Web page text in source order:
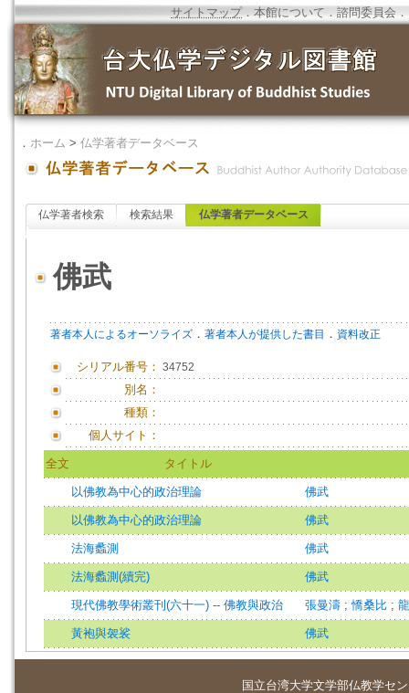
サイトマップ．本館について ．諮問委員会 ．
． ホーム > 仏学著者データベース
仏学著者検索 検索結果 仏学著者データベース
佛武
著者本人によるオーソライズ ． 著者本人が提供した書目 ． 資料改正
シリアル番号： 34752
別名：
種類：
個人サイト：
全文 タイトル
以佛教為中心的政治理論 佛武
以佛教為中心的政治理論 佛武
法海蠡測 佛武
法海蠡測(續完) 佛武
現代佛教學術叢刊(六十一) -- 佛教與政治 張曼濤 ;憍桑比 ;
黃袍與袈裟 佛武
国立台湾大学文学部仏教学セ